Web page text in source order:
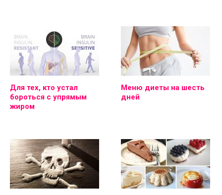
Для тех, кто устал
бороться с упрямым
жиром
Меню диеты на шесть
дней